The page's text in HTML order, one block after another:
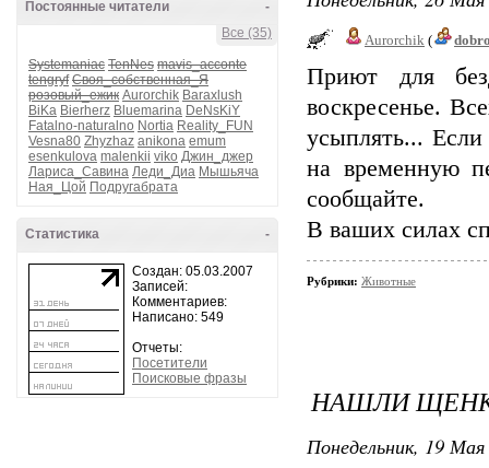
-
Постоянные читатели
Все (35)
Systemaniac TenNes mavis_acconte
tengryf Своя_собственная_Я
розовый_ежик Aurorchik Baraxlush
BiKa Bierherz Bluemarina DeNsKiY
Fatalno-naturalno Nortia Reality_FUN
Vesna80 Zhyzhaz anikona emum
esenkulova malenkii viko Джин_джер
Лариса_Савина Леди_Диа Мышьяча
Ная_Цой Подругабрата
-
Статистика
Создан: 05.03.2007
Записей:
Комментариев:
Написано: 549
Отчеты:
Посетители
Поисковые фразы
Aurorchik (
Приют для
воскресенье.
усыплять... Если
на временную
сообщайте.
В ваших силах
Рубрики: Животные
НАШЛИ
Понедельник, 19